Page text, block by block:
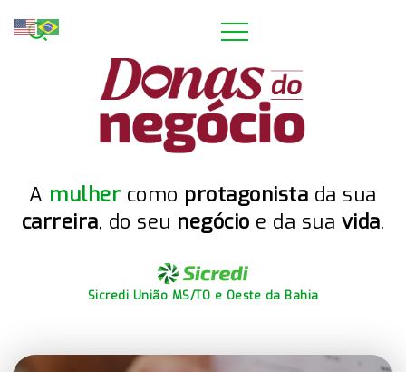
A mulher como protagonista da sua
carreira, do seu negócio e da sua vida.
Sicredi União MS/TO e Oeste da Bahia